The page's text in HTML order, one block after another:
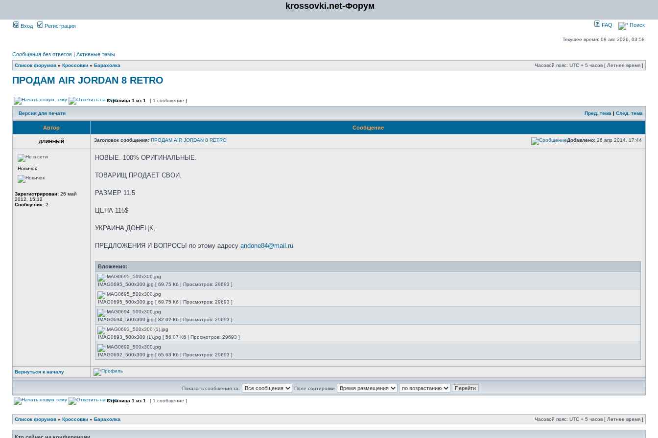
krossovki.net-Форум
Вход Регистрация FAQ Поиск
Текущее время: 08 авг 2026, 03:58
Сообщения без ответов | Активные темы
Список форумов » Кроссовки » Барахолка Часовой пояс: UTC + 5 часов [ Летнее время ]
ПРОДАМ AIR JORDAN 8 RETRO
Страница 1 из 1 [ 1 сообщение ]
Версия для печати Пред. тема | След. тема
Автор Сообщение
ДЛИННЫЙ Заголовок сообщения: ПРОДАМ AIR JORDAN 8 RETRO Добавлено: 26 апр 2014, 17:44
Новичок
Зарегистрирован: 26 май
2012, 15:12
Сообщения: 2
НОВЫЕ. 100% ОРИГИНАЛЬНЫЕ.
ТОВАРИЩ ПРОДАЕТ СВОИ.
РАЗМЕР 11.5
ЦЕНА 115$
УКРАИНА,ДОНЕЦК,
ПРЕДЛОЖЕНИЯ И ВОПРОСЫ по этому адресу andone84@mail.ru
Вложения:
IMAG0695_500x300.jpg [ 69.75 Кб | Просмотров: 29693 ]
IMAG0695_500x300.jpg [ 69.75 Кб | Просмотров: 29693 ]
IMAG0694_500x300.jpg [ 82.02 Кб | Просмотров: 29693 ]
IMAG0693_500x300 (1).jpg [ 56.07 Кб | Просмотров: 29693 ]
IMAG0692_500x300.jpg [ 65.63 Кб | Просмотров: 29693 ]
Вернуться к началу
Показать сообщения за: Поле сортировки
Страница 1 из 1 [ 1 сообщение ]
Список форумов » Кроссовки » Барахолка Часовой пояс: UTC + 5 часов [ Летнее время ]